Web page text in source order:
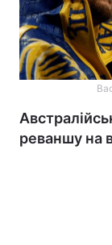
реваншу на